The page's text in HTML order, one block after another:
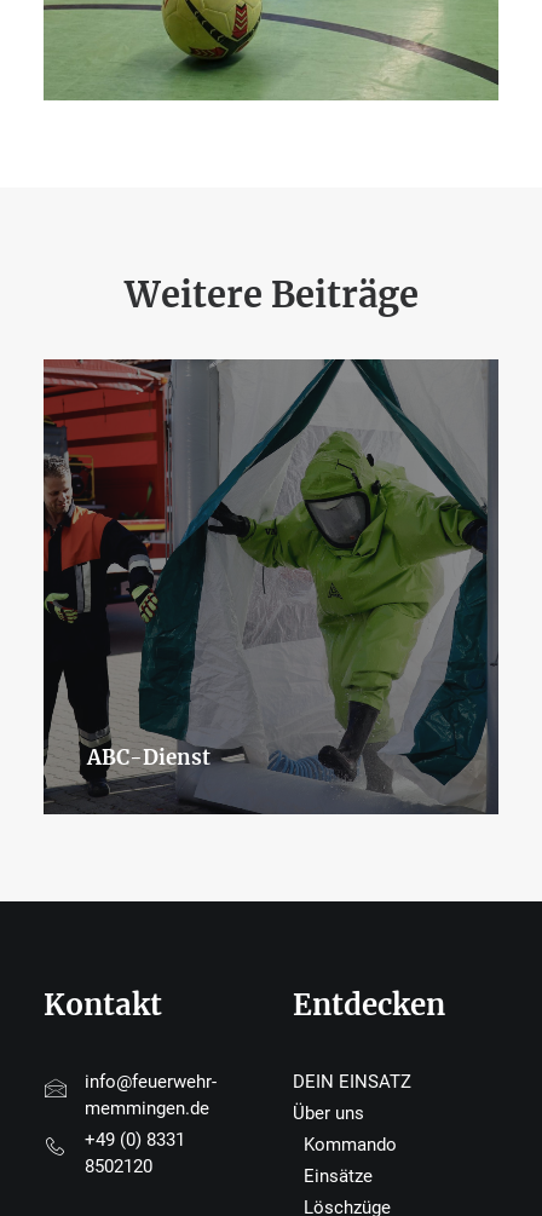
Weitere Beiträge
Örtliche Einsatzleitung
Kontakt
info@feuerwehr-
memmingen.de
+49 (0) 8331
8502120
Entdecken
DEIN EINSATZ
Über uns
Kommando
Einsätze
Löschzüge